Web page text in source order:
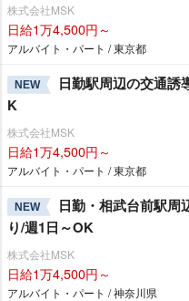
株式会社MSK
日給1万4,500円～
アルバイト・パート / 東京都
NEW
日勤駅周辺の交通誘
K
株式会社MSK
日給1万4,500円～
アルバイト・パート / 東京都
NEW
日勤・相武台前駅周
り/週1日～OK
株式会社MSK
日給1万4,500円～
アルバイト・パート / 神奈川県